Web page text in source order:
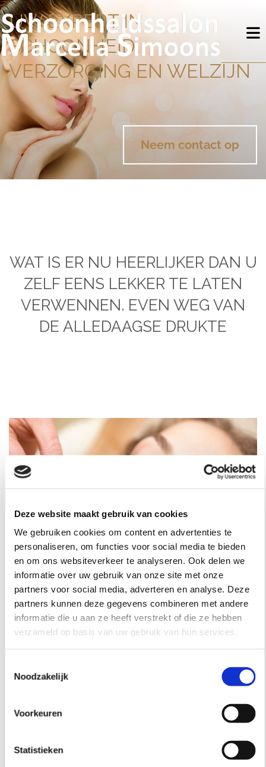
Deze website maakt gebruik van cookies
We gebruiken cookies om content en advertenties te
personaliseren, om functies voor social media te bieden
en om ons websiteverkeer te analyseren. Ook delen we
informatie over uw gebruik van onze site met onze
partners voor social media, adverteren en analyse. Deze
partners kunnen deze gegevens combineren met andere
informatie die u aan ze heeft verstrekt of die ze hebben
verzameld op basis van uw gebruik van hun services.
Noodzakelijk
Voorkeuren
Statistieken
UW EXPERT IN
SCHOONHEID,
VERZORGING EN WELZIJN
Neem contact op
WAT IS ER NU HEERLIJKER DAN U
ZELF EENS LEKKER TE LATEN
VERWENNEN. EVEN WEG VAN
DE ALLEDAAGSE DRUKTE
SCHOONHEIDSBEHANDELINGEN